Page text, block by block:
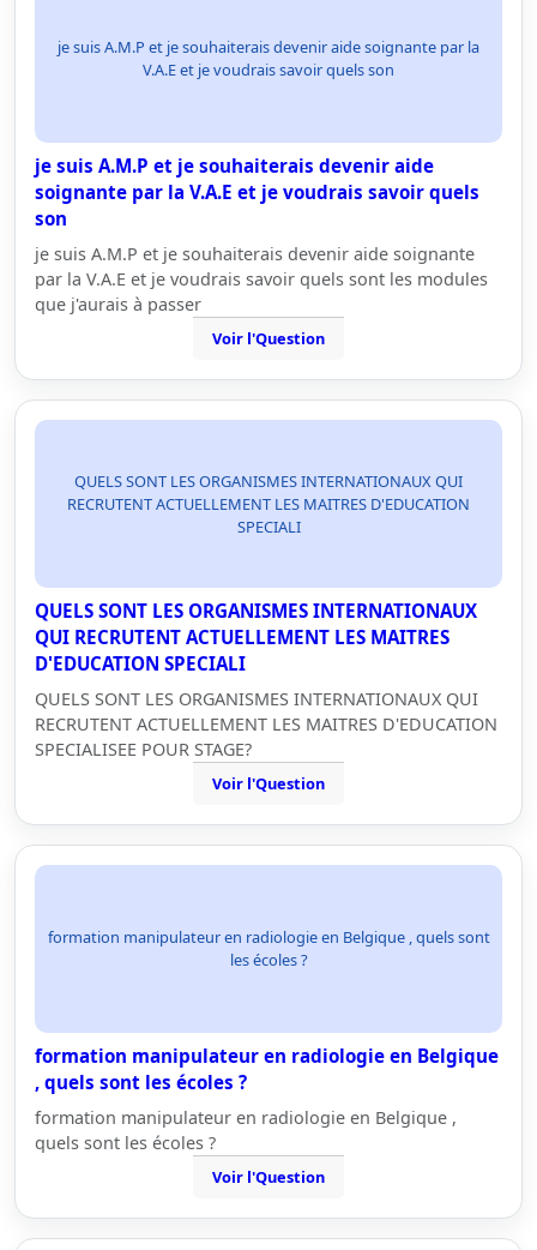
je suis A.M.P et je souhaiterais devenir aide soignante par la
V.A.E et je voudrais savoir quels son
je suis A.M.P et je souhaiterais devenir aide
soignante par la V.A.E et je voudrais savoir quels
son
je suis A.M.P et je souhaiterais devenir aide soignante
par la V.A.E et je voudrais savoir quels sont les modules
que j'aurais à passer
Voir l'Question
QUELS SONT LES ORGANISMES INTERNATIONAUX QUI
RECRUTENT ACTUELLEMENT LES MAITRES D'EDUCATION
SPECIALI
QUELS SONT LES ORGANISMES INTERNATIONAUX
QUI RECRUTENT ACTUELLEMENT LES MAITRES
D'EDUCATION SPECIALI
QUELS SONT LES ORGANISMES INTERNATIONAUX QUI
RECRUTENT ACTUELLEMENT LES MAITRES D'EDUCATION
SPECIALISEE POUR STAGE?
Voir l'Question
formation manipulateur en radiologie en Belgique , quels sont
les écoles ?
formation manipulateur en radiologie en Belgique
, quels sont les écoles ?
formation manipulateur en radiologie en Belgique ,
quels sont les écoles ?
Voir l'Question